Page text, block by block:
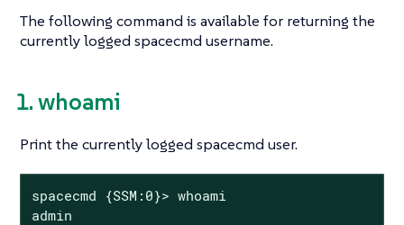
The following command is available for returning the
currently logged spacecmd username.
1. whoami
Print the currently logged spacecmd user.
spacecmd {SSM:0}> whoami
admin